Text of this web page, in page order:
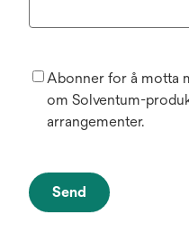
Abonner for å motta
om Solventum-
arrangementer.
Send